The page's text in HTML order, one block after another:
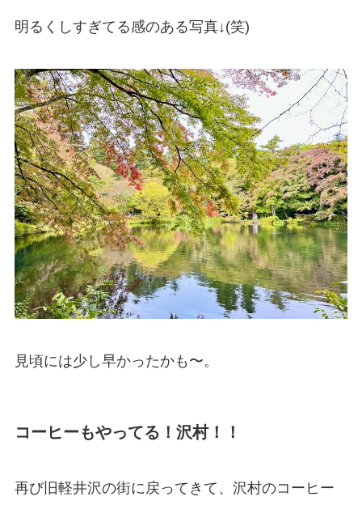
明るくしすぎてる感のある写真↓(笑)
見頃には少し早かったかも〜。
コーヒーもやってる！沢村！！
再び旧軽井沢の街に戻ってきて、沢村のコーヒー